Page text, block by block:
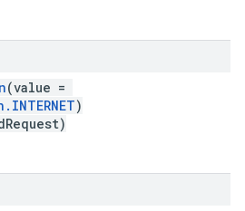
(value =
)